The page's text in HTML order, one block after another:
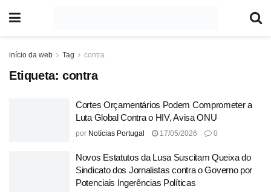
início da web Tag contra
Etiqueta: contra
Cortes Orçamentários Podem Comprometer a
Luta Global Contra o HIV, Avisa ONU
por Notícias Portugal 17/05/2026 0
Novos Estatutos da Lusa Suscitam Queixa do
Sindicato dos Jornalistas contra o Governo por
Potenciais Ingerências Políticas